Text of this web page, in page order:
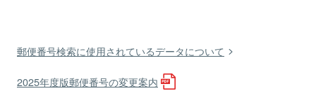
郵便番号検索に使用されているデータについて
2025年度版郵便番号の変更案内